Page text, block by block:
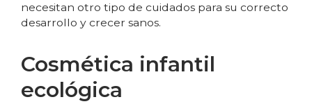
necesitan otro tipo de cuidados para su correcto
desarrollo y crecer sanos.
Cosmética infantil
ecológica